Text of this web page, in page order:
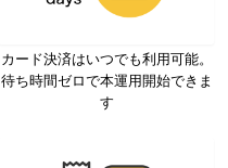
カード決済はいつでも利用可能。
待ち時間ゼロで本運用開始できま
す